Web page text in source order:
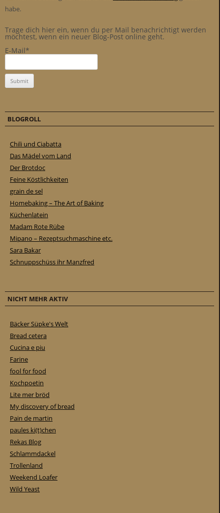
habe.
Trage dich hier ein, wenn du per Mail benachrichtigt werden
möchtest, wenn ein neuer Blog-Post online geht.
E-Mail*
BLOGROLL
Chili und Ciabatta
Das Mädel vom Land
Der Brotdoc
Feine Köstlichkeiten
grain de sel
Homebaking – The Art of Baking
Küchenlatein
Madam Rote Rübe
Mipano – Rezeptsuchmaschine etc.
Sara Bakar
Schnuppschüss ihr Manzfred
NICHT MEHR AKTIV
Bäcker Süpke's Welt
Bread cetera
Cucina e piu
Farine
fool for food
Kochpoetin
Lite mer bröd
My discovery of bread
Pain de martin
paules ki(t)chen
Rekas Blog
Schlammdackel
Trollenland
Weekend Loafer
Wild Yeast